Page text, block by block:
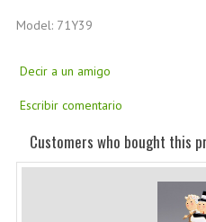
Model: 71Y39
Decir a un amigo
Escribir comentario
Customers who bought this